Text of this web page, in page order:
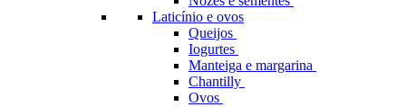
Laticínio e ovos
Queijos
Iogurtes
Manteiga e margarina
Chantilly
Ovos